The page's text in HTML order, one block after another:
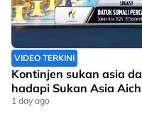
VIDEO TERKINI
Kontinjen sukan asia
hadapi Sukan Asia
1 day ago